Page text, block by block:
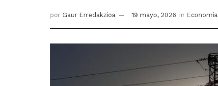
por Gaur Erredakzioa 19 mayo, 2026 in Economía